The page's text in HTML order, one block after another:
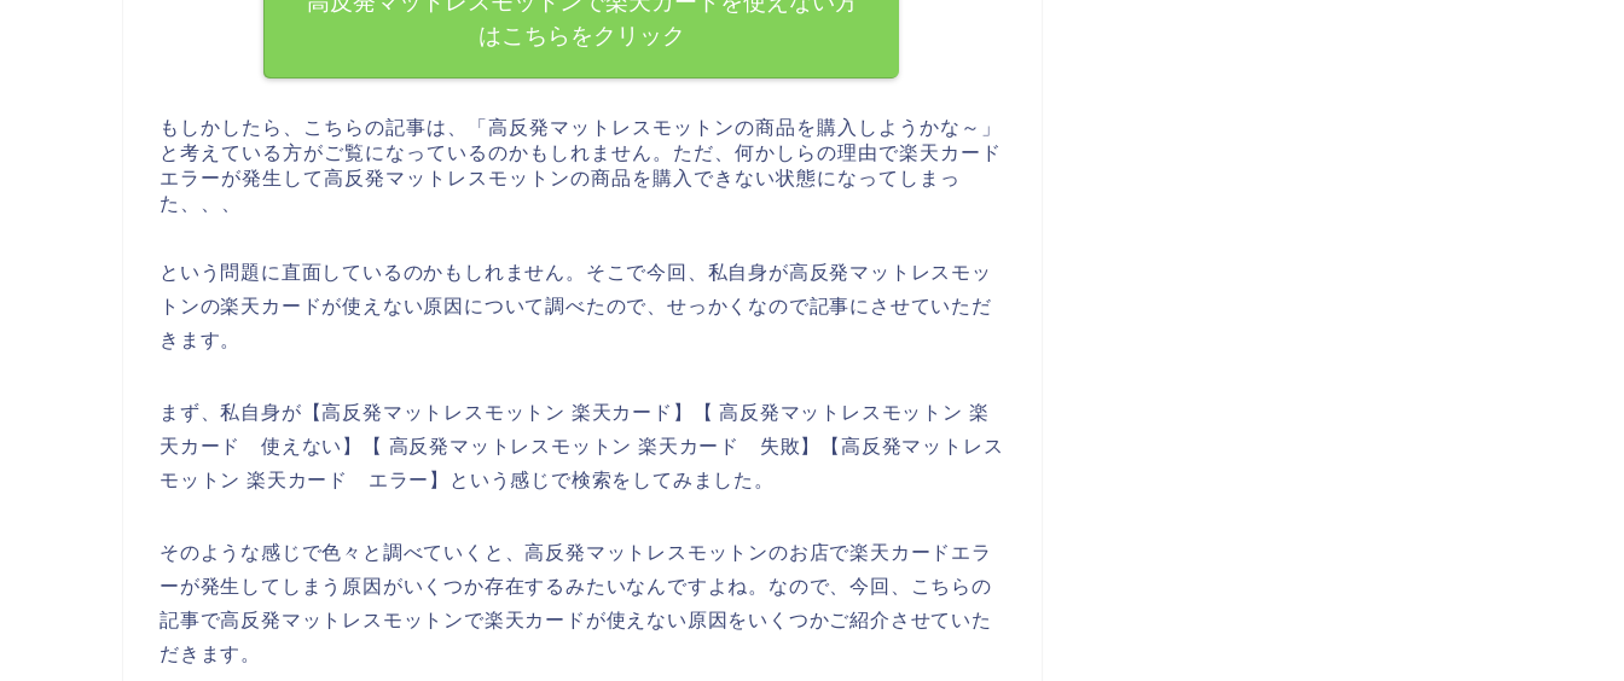
はこちらをクリック
もしかしたら、こちらの記事は、「高反発マットレスモットンの商品を購入しようかな～」
と考えている方がご覧になっているのかもしれません。ただ、何かしらの理由で楽天カード
エラーが発生して高反発マットレスモットンの商品を購入できない状態になってしまっ
た、、、
という問題に直面しているのかもしれません。そこで今回、私自身が高反発マットレスモッ
トンの楽天カードが使えない原因について調べたので、せっかくなので記事にさせていただ
きます。
まず、私自身が【高反発マットレスモットン 楽天カード】【 高反発マットレスモットン 楽
天カード 使えない】【 高反発マットレスモットン 楽天カード 失敗】【高反発マットレス
モットン 楽天カード エラー】という感じで検索をしてみました。
そのような感じで色々と調べていくと、高反発マットレスモットンのお店で楽天カードエラ
ーが発生してしまう原因がいくつか存在するみたいなんですよね。なので、今回、こちらの
記事で高反発マットレスモットンで楽天カードが使えない原因をいくつかご紹介させていた
だきます。